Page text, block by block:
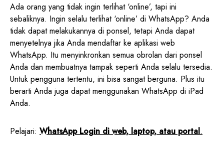
Ada orang yang tidak ingin terlihat ‘online’, tapi ini
sebaliknya. Ingin selalu terlihat ‘online’ di WhatsApp? Anda
tidak dapat melakukannya di ponsel, tetapi Anda dapat
menyetelnya jika Anda mendaftar ke aplikasi web
WhatsApp. Itu menyinkronkan semua obrolan dari ponsel
Anda dan membuatnya tampak seperti Anda selalu tersedia.
Untuk pengguna tertentu, ini bisa sangat berguna. Plus itu
berarti Anda juga dapat menggunakan WhatsApp di iPad
Anda.
Pelajari: WhatsApp Login di web, laptop, atau portal.